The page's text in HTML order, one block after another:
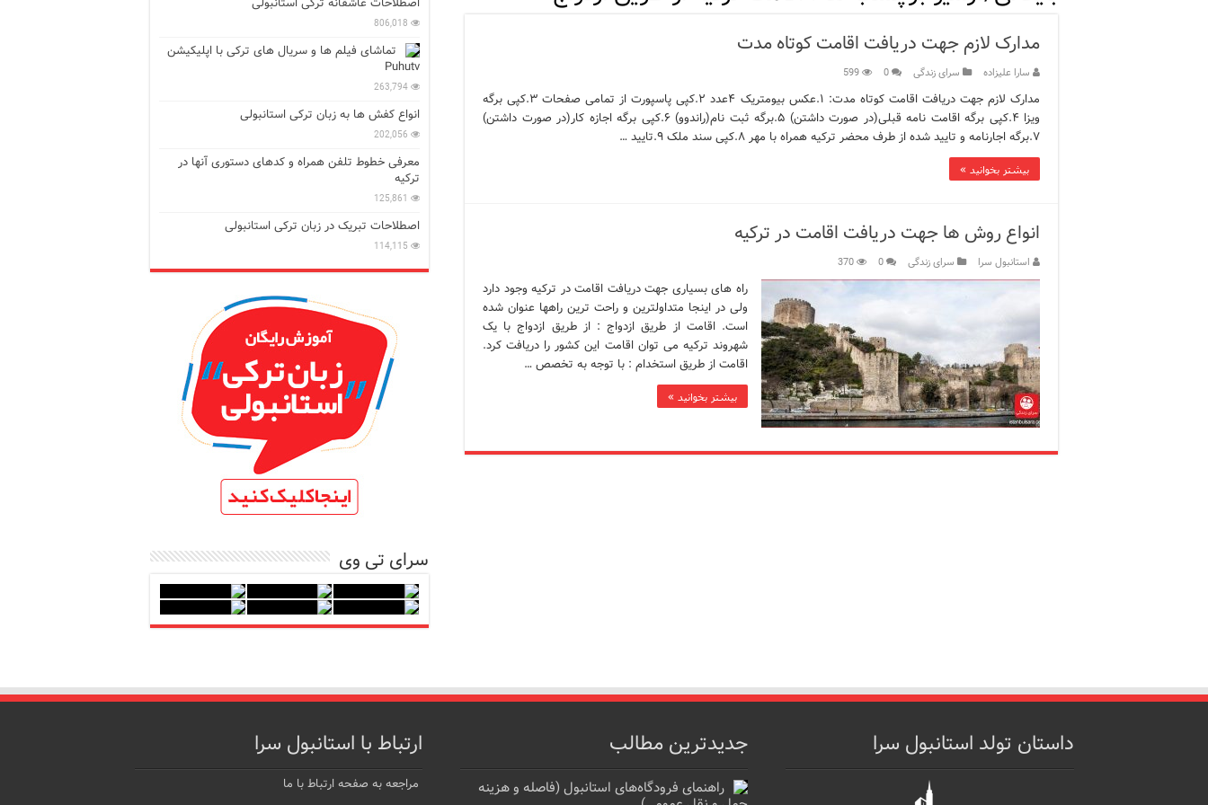
ویژگی‌های رفتاری و اجتماعی در زبان ترکی استانبولی
ویژگی‌های منفی شخصیت در زبان ترکی استانبولی
ویژگی‌های مثبت شخصیت در زبان ترکی استانبولی
مدارک لازم جهت دریافت اقامت کوتاه مدت
سارا علیزاده سرای زندگی 0
599
مدارک لازم جهت دریافت اقامت کوتاه مدت: ۱.عکس بیومتریک ۴عدد ۲.کپی پاسپورت از تمامی صفحات ۳.کپی برگه
ویزا ۴.کپی برگه اقامت نامه قبلی(در صورت داشتن) ۵.برگه ثبت نام(راندوو) ۶.کپی برگه اجازه کار(در صورت داشتن)
۷.برگه اجارنامه و تایید شده از طرف محضر ترکیه همراه با مهر ۸.کپی سند ملک ۹.تایید …
بیشتر بخوانید »
انواع روش ها جهت دریافت اقامت در ترکیه
استانبول سرا سرای زندگی 0
370
راه های بسیاری جهت دریافت اقامت در ترکیه وجود دارد
ولی در اینجا متداولترین و راحت ترین راهها عنوان شده
است. اقامت از طریق ازدواج : از طریق ازدواج با یک
شهروند ترکیه می توان اقامت این کشور را دریافت کرد.
اقامت از طریق استخدام : با توجه به تخصص …
بیشتر بخوانید »
806,018
تماشای فیلم ها و سریال های ترکی با اپلیکیشن
Puhutv
263,794
انواع کفش ها به زبان ترکی استانبولی
202,056
معرفی خطوط تلفن همراه و کدهای دستوری آنها در
ترکیه
125,861
اصطلاحات تبریک در زبان ترکی استانبولی
114,115
سرای تی وی
داستان تولد استانبول سرا جدیدترین مطالب
راهنمای فرودگاه‌های استانبول (فاصله و هزینه
ارتباط با استانبول سرا
مراجعه به صفحه ارتباط با ما